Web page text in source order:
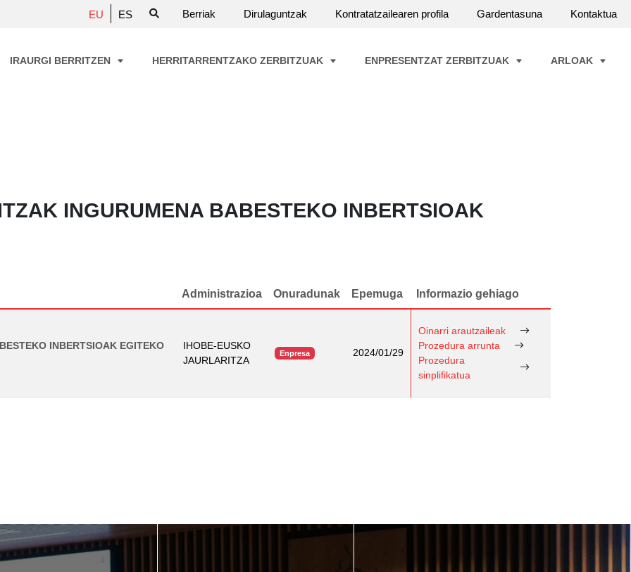
EU ES Berriak Dirulaguntzak Kontratatzailearen profila Gardentasuna Kontaktua
IRAURGI BERRITZEN HERRITARRENTZAKO ZERBITZUAK ENPRESENTZAT ZERBITZUAK ARLOAK
INGURUMENA BABESTEKO INBERTSIOAK
Administrazioa Onuradunak Epemuga Informazio gehiago
INBERTSIOAK EGITEKO
IHOBE-EUSKO
JAURLARITZA
Enpresa 2024/01/29
Oinarri arautzaileak
Prozedura arrunta
Prozedura
sinplifikatua